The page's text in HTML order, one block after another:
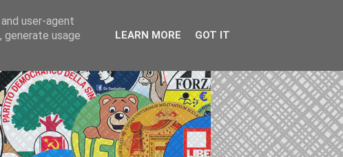
user-agent
usage
LEARN MORE GOT IT